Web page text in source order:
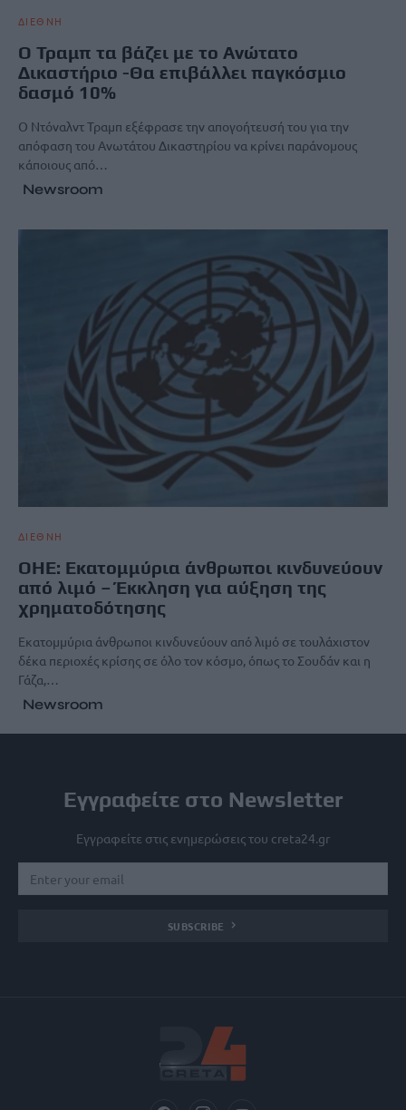
ΔΙΕΘΝΗ
Ο Τραμπ τα βάζει με το Ανώτατο
Δικαστήριο -Θα επιβάλλει παγκόσμιο
δασμό 10%
Ο Ντόναλντ Τραμπ εξέφρασε την απογοήτευσή του για την
απόφαση του Ανωτάτου Δικαστηρίου να κρίνει παράνομους
κάποιους από…
Newsroom
ΔΙΕΘΝΗ
ΟΗΕ: Εκατομμύρια άνθρωποι κινδυνεύουν
από λιμό – Έκκληση για αύξηση της
χρηματοδότησης
Εκατομμύρια άνθρωποι κινδυνεύουν από λιμό σε τουλάχιστον
δέκα περιοχές κρίσης σε όλο τον κόσμο, όπως το Σουδάν και η
Γάζα,…
Newsroom
Εγγραφείτε στο Newsletter
Εγγραφείτε στις ενημερώσεις του creta24.gr
SUBSCRIBE